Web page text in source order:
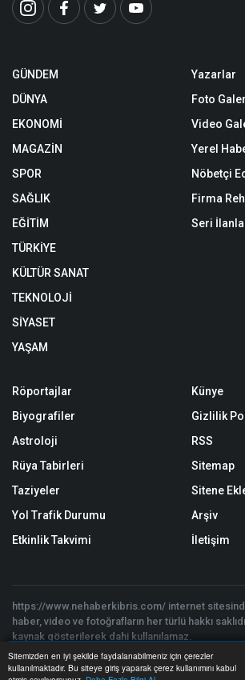
Sitemizden en iyi şekilde faydalanabilmeniz için çerezler
kullanılmaktadır. Bu siteye giriş yaparak çerez kullanımını kabul
GÜNDEM
DÜNYA
EKONOMİ
MAGAZİN
SPOR
SAĞLIK
EĞİTİM
TÜRKİYE
KÜLTÜR SANAT
TEKNOLOJİ
SİYASET
YAŞAM
Yazarlar
Foto
Video
Yerel
Nöbetçi
Firma
Seri
Röportajlar
Biyografiler
Astroloji
Rüya Tabirleri
Taziyeler
Yol Trafik Durumu
Etkinlik Takvimi
Künye
Gizlilik
RSS
Sitemap
Sitene
Arşiv
İletişim
https://www.nehaberkibris.com/ internet sitesinde
haber, video ve fotoğrafların her türlü hakkı
kaynak gösterilerek dahi kullanılamaz.
Copyright © 2026 Ne Haber Kıbrıs - Tüm hakları
Onemsoft
Anasayfa Yazarlar Haber Ara